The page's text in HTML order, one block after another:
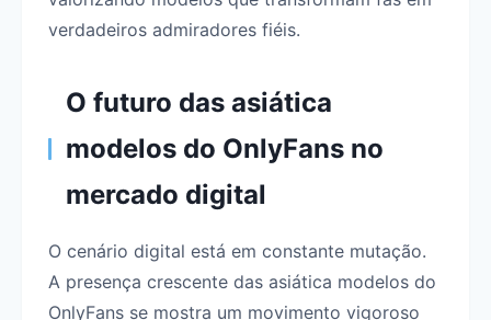
verdadeiros admiradores fiéis.
O futuro das asiática
modelos do OnlyFans no
mercado digital
O cenário digital está em constante mutação.
A presença crescente das asiática modelos do
OnlyFans se mostra um movimento vigoroso